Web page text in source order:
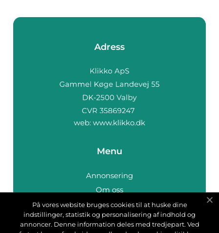
Adress
web: www.klikko.dk
Menu
Annonsering
Om oss
Cookies
Kontakta oss
På vores website bruges cookies til at huske dine
indstillinger, statistik og personalisering af indhold og
annoncer. Denne information deles med tredjepart. Ved